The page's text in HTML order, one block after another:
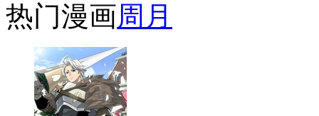
热门漫画周 月